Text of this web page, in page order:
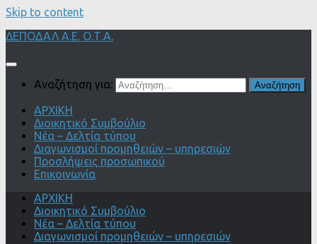
Skip to content
ΔΕΠΟΔΑΛ Α.Ε. Ο.Τ.Α.
Αναζήτηση για:
ΑΡΧΙΚΗ
Διοικητικό Συμβούλιο
Νέα – Δελτία τύπου
Διαγωνισμοί προμηθειών – υπηρεσιών
Προσλήψεις προσωπικού
Επικοινωνία
ΑΡΧΙΚΗ
Διοικητικό Συμβούλιο
Νέα – Δελτία τύπου
Διαγωνισμοί προμηθειών – υπηρεσιών